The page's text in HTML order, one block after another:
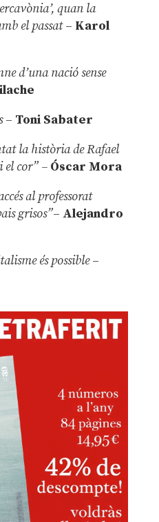
quan la
el passat– Karol
d’una nació sense
– Toni Sabater
la història de Rafael
el cor” –Óscar Mora
al professorat
grisos”– Alejandro
és possible –